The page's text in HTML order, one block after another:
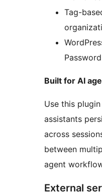
Tag-
Built for AI
Use this
assistants
across
between
agent
External